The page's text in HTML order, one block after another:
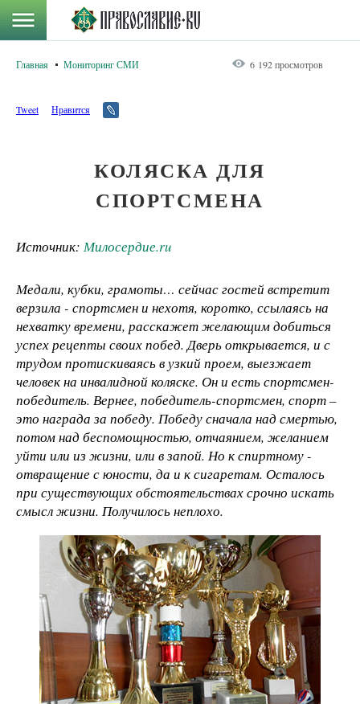
Главная Мониторинг СМИ 6 192 просмотров
Tweet Нравится
КОЛЯСКА ДЛЯ
СПОРТСМЕНА
Источник: Милосердие.ru
Медали, кубки, грамоты… сейчас гостей встретит
верзила - спортсмен и нехотя, коротко, ссылаясь на
нехватку времени, расскажет желающим добиться
успех рецепты своих побед. Дверь открывается, и с
трудом протискиваясь в узкий проем, выезжает
человек на инвалидной коляске. Он и есть спортсмен-
победитель. Вернее, победитель-спортсмен, спорт –
это награда за победу. Победу сначала над смертью,
потом над беспомощностью, отчаянием, желанием
уйти или из жизни, или в запой. Но к спиртному -
отвращение с юности, да и к сигаретам. Осталось
при существующих обстоятельствах срочно искать
смысл жизни. Получилось неплохо.